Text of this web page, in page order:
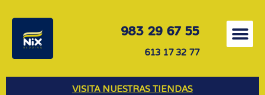
983 29 67 55
613 17 32 77
VISITA NUESTRAS TIENDAS